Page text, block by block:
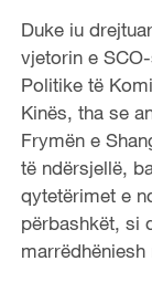
Duke iu
vjetorin e
Politike të
Kinës, tha se
Frymën e
të ndërsjellë,
qytetërimet e
përbashkët, si